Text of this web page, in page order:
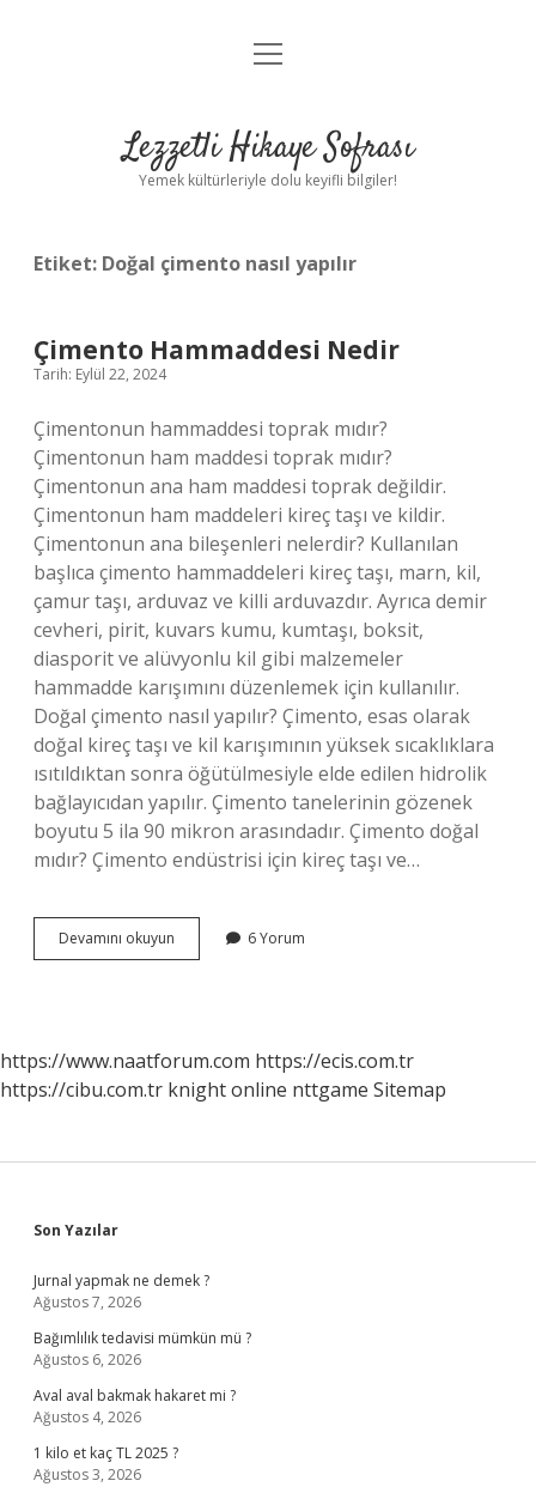
Anasayfa
Yasal Uyarı
menüyü
Lezzetli Hikaye Sofrası
Yemek kültürleriyle dolu keyifli bilgiler!
Etiket: Doğal çimento nasıl yapılır
Çimento Hammaddesi Nedir
Tarih: Eylül 22, 2024
Çimentonun hammaddesi toprak mıdır?
Çimentonun ham maddesi toprak mıdır?
Çimentonun ana ham maddesi toprak değildir.
Çimentonun ham maddeleri kireç taşı ve kildir.
Çimentonun ana bileşenleri nelerdir? Kullanılan
başlıca çimento hammaddeleri kireç taşı, marn, kil,
çamur taşı, arduvaz ve killi arduvazdır. Ayrıca demir
cevheri, pirit, kuvars kumu, kumtaşı, boksit,
diasporit ve alüvyonlu kil gibi malzemeler
hammadde karışımını düzenlemek için kullanılır.
Doğal çimento nasıl yapılır? Çimento, esas olarak
doğal kireç taşı ve kil karışımının yüksek sıcaklıklara
ısıtıldıktan sonra öğütülmesiyle elde edilen hidrolik
bağlayıcıdan yapılır. Çimento tanelerinin gözenek
boyutu 5 ila 90 mikron arasındadır. Çimento doğal
mıdır? Çimento endüstrisi için kireç taşı ve…
Devamını okuyun Çimento
Hammaddesi
6 Yorum
https://www.naatforum.com https://ecis.com.tr
https://cibu.com.tr knight online nttgame Sitemap
Sidebar
Son Yazılar
Jurnal yapmak ne demek ?
Ağustos 7, 2026
Bağımlılık tedavisi mümkün mü ?
Ağustos 6, 2026
Aval aval bakmak hakaret mi ?
Ağustos 4, 2026
1 kilo et kaç TL 2025 ?
Ağustos 3, 2026